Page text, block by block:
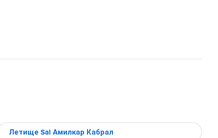
Летище Sal Амилкар Кабрал